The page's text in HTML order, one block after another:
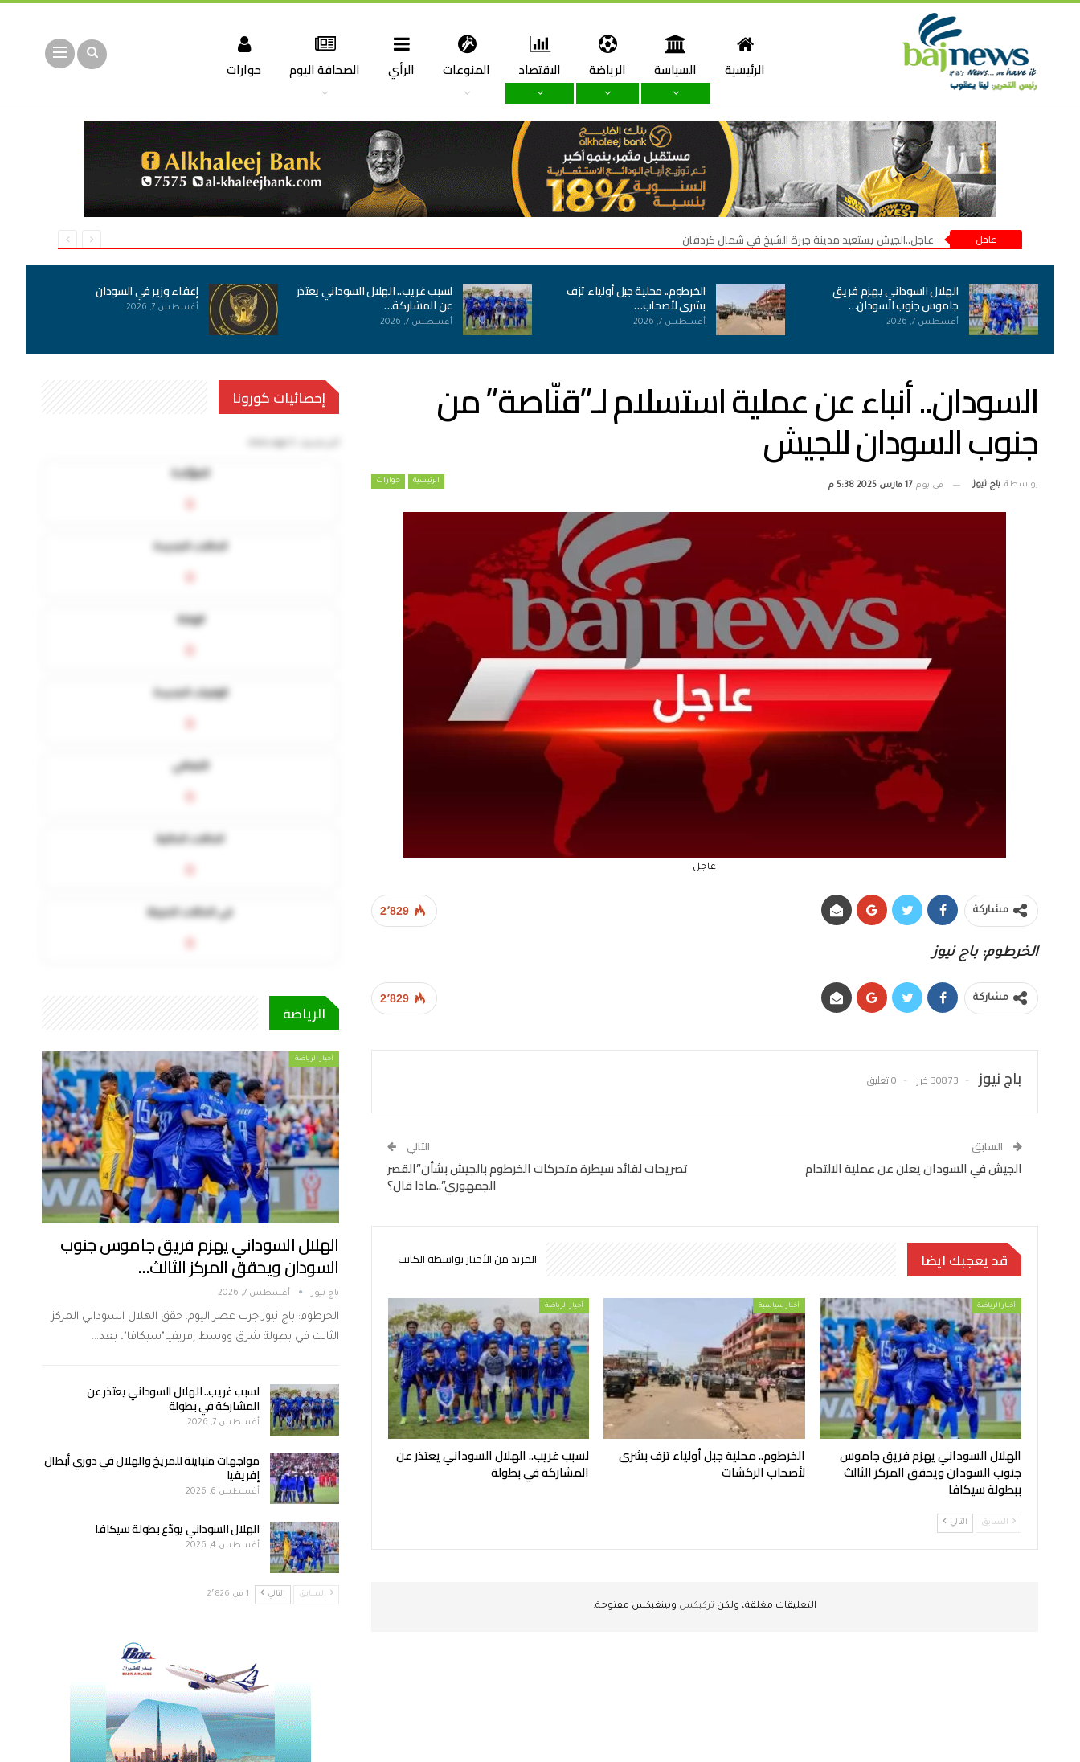
الرئيسية السياسة الرياضة الاقتصاد المنوعات الرأي الصحافة اليوم حوارات
عاجل عاجل..الجيش يستعيد مدينة جبرة الشيخ في شمال كردفان
الهلال السوداني يهزم فريق
جاموس جنوب السودان…
أغسطس 7, 2026
الخرطوم.. محلية جبل أولياء تزف
بشرى لأصحاب…
أغسطس 7, 2026
لسبب غريب.. الهلال السوداني يعتذر
عن المشاركة…
أغسطس 7, 2026
إعفاء وزير في السودان
أغسطس 7, 2026
السودان.. أنباء عن عملية استسلام لـ”قنّاصة” من
جنوب السودان للجيش
الرئيسية حوارات بواسطة باج نيوز في يوم 17 مارس 2025 5:38 م
عاجل
2٬829 مشاركة
الخرطوم: باج نيوز
2٬829 مشاركة
باج نيوز 30873 خبر 0 تعليق
السابق
الجيش في السودان يعلن عن عملية الالتحام
التالي
تصريحات لقائد سيطرة متحركات الخرطوم بالجيش بشأن”القصر
الجمهوري”..ماذا قال؟
قد يعجبك ايضا المزيد من الأخبار بواسطة الكاتب
أخبار الرياضة
الهلال السوداني يهزم فريق جاموس
جنوب السودان ويحقق المركز الثالث
ببطولة سيكافا
أخبار سياسية
الخرطوم.. محلية جبل أولياء تزف بشرى
لأصحاب الركشات
أخبار الرياضة
لسبب غريب.. الهلال السوداني يعتذر عن
المشاركة في بطولة
السابق التالي
التعليقات مغلقة، ولكن تركبكس وبينغبكس مفتوحة.
إحصائيات كورونا
التعافي
في الحالات الحرجة
الرياضة
أخبار الرياضة
الهلال السوداني يهزم فريق جاموس جنوب
السودان ويحقق المركز الثالث…
باج نيوز أغسطس 7, 2026
الخرطوم: باج نيوز جرت عصر اليوم. حقق الهلال السوداني المركز
الثالث في بطولة شرق ووسط إفريقيا"سيكافا"، بعد…
لسبب غريب.. الهلال السوداني يعتذر عن
المشاركة في بطولة
أغسطس 7, 2026
مواجهات متباينة للمريخ والهلال في دوري أبطال
إفريقيا
أغسطس 6, 2026
الهلال السوداني يودّع بطولة سيكافا
أغسطس 4, 2026
السابق التالي 1 من 2٬826